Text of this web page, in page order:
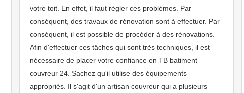
votre toit. En effet, il faut régler ces problèmes. Par
conséquent, des travaux de rénovation sont à effectuer. Par
conséquent, il est possible de procéder à des rénovations.
Afin d'effectuer ces tâches qui sont très techniques, il est
nécessaire de placer votre confiance en TB batiment
couvreur 24. Sachez qu'il utilise des équipements
appropriés. Il s'agit d'un artisan couvreur qui a plusieurs